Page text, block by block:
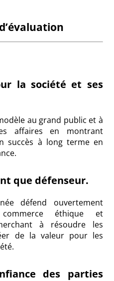
la société et ses
au grand public et à
affaires en montrant
succès à long terme en
que défenseur.
défend ouvertement
éthique et
à résoudre les
de la valeur pour les
des parties